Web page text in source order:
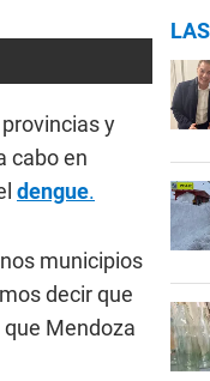
y
cabo en
dengue.
municipios
decir que
Mendoza